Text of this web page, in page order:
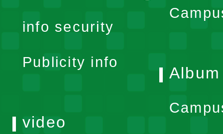
expand
info security
Publicity info
Album
video